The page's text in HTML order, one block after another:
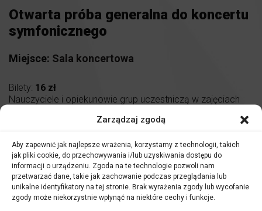
Zarządzaj zgodą
Aby zapewnić jak najlepsze wrażenia, korzystamy z technologii, takich
jak pliki cookie, do przechowywania i/lub uzyskiwania dostępu do
informacji o urządzeniu. Zgoda na te technologie pozwoli nam
przetwarzać dane, takie jak zachowanie podczas przeglądania lub
unikalne identyfikatory na tej stronie. Brak wyrażenia zgody lub wycofanie
zgody może niekorzystnie wpłynąć na niektóre cechy i funkcje.
Otwarta próba generalna do koncertu
symfonicznego
Miejsce: Sala koncertowa
Bilety: 16 zł
Nauczyciele i opiekunowie grup uczestniczą w zajęciach
Serdecznie zapraszamyuczniów szkół podstawowych
oraz ponadpodstawowychna spotkania z zaproszonymi
przez nas dyrygentami, solistami, a także muzykami
Filharmonii Opolskiej!